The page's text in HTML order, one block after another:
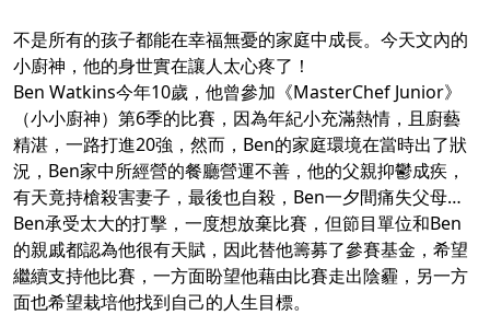
不是所有的孩子都能在幸福無憂的家庭中成長。今天文內的
小廚神，他的身世實在讓人太心疼了！
Ben Watkins今年10歲，他曾參加《MasterChef Junior》
（小小廚神）第6季的比賽，因為年紀小充滿熱情，且廚藝
精湛，一路打進20強，然而，Ben的家庭環境在當時出了狀
況，Ben家中所經營的餐廳營運不善，他的父親抑鬱成疾，
有天竟持槍殺害妻子，最後也自殺，Ben一夕間痛失父母…
Ben承受太大的打擊，一度想放棄比賽，但節目單位和Ben
的親戚都認為他很有天賦，因此替他籌募了參賽基金，希望
繼續支持他比賽，一方面盼望他藉由比賽走出陰霾，另一方
面也希望栽培他找到自己的人生目標。